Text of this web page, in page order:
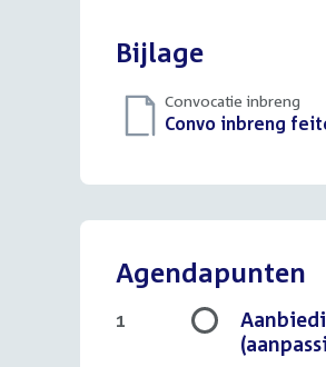
Bijlage
Convocatie inbreng
Download
Convo inbreng
Agendapunten
1